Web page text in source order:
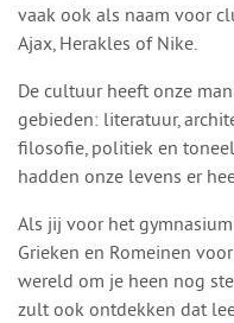
vaak ook als naam voor
Ajax, Herakles of Nike.
De cultuur heeft onze
gebieden: literatuur,
filosofie, politiek en
hadden onze levens er
Als jij voor het
Grieken en Romeinen
wereld om je heen nog
zult ook ontdekken dat